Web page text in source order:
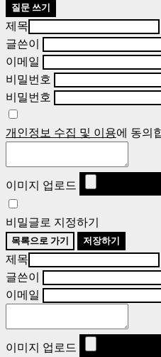
질문 쓰기
제목
글쓴이
이메일
비밀번호
비밀번호
개인정보 수집 및 이용에 동의
이미지 업로드
비밀글로 지정하기
목록으로 가기 저장하기
제목
글쓴이
이메일
이미지 업로드